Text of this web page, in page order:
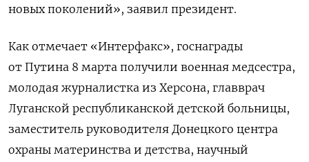
новых поколений», заявил президент.
Как отмечает «Интерфакс», госнаграды
от Путина 8 марта получили военная медсестра,
молодая журналистка из Херсона, главврач
Луганской республиканской детской больницы,
заместитель руководителя Донецкого центра
охраны материнства и детства, научный